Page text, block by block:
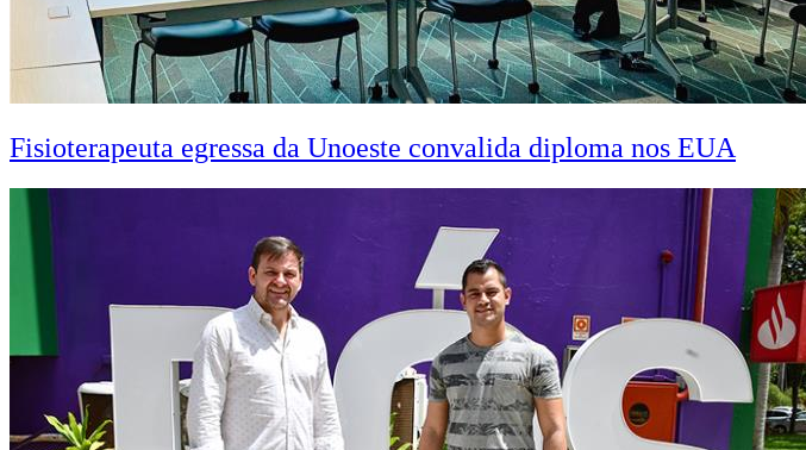
Fisioterapeuta egressa da Unoeste convalida diploma nos EUA